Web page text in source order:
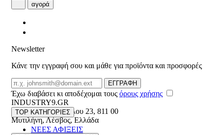
αγορά
Newsletter
Κάνε την εγγραφή σου και μάθε για προϊόντα και προσφορές
Email
ΕΓΓΡΑΦΗ
Έχω διαβάσει κι αποδέχομαι τους όρους χρήσης
INDUSTRY9.GR
Ελευθέριου Βενιζέλου 23, 811 00
Μυτιλήνη,Λέσβος,Ελλάδα
TOP ΚΑΤΗΓΟΡΙΕΣ
ΝΕΕΣ ΑΦΙΞΕΙΣ